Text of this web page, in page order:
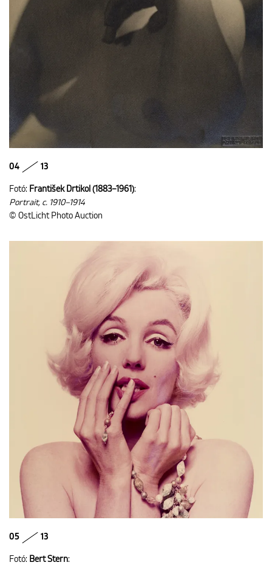
04 13
Fotó: František Drtikol (1883–1961):
Portrait, c. 1910–1914
© OstLicht Photo Auction
05 13
Fotó: Bert Stern: